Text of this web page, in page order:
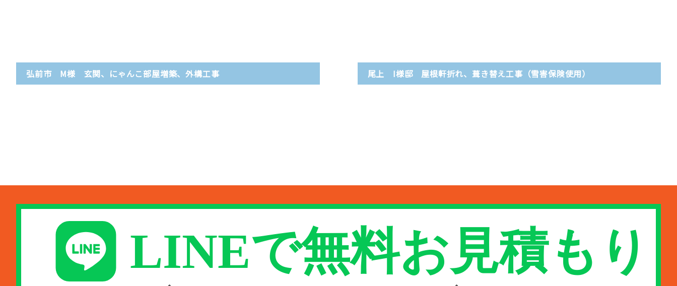
弘前市 M様 玄関、にゃんこ部屋増築、外構工事 尾上 I様邸 屋根軒折れ、葺き替え工事（雪害保険使用）